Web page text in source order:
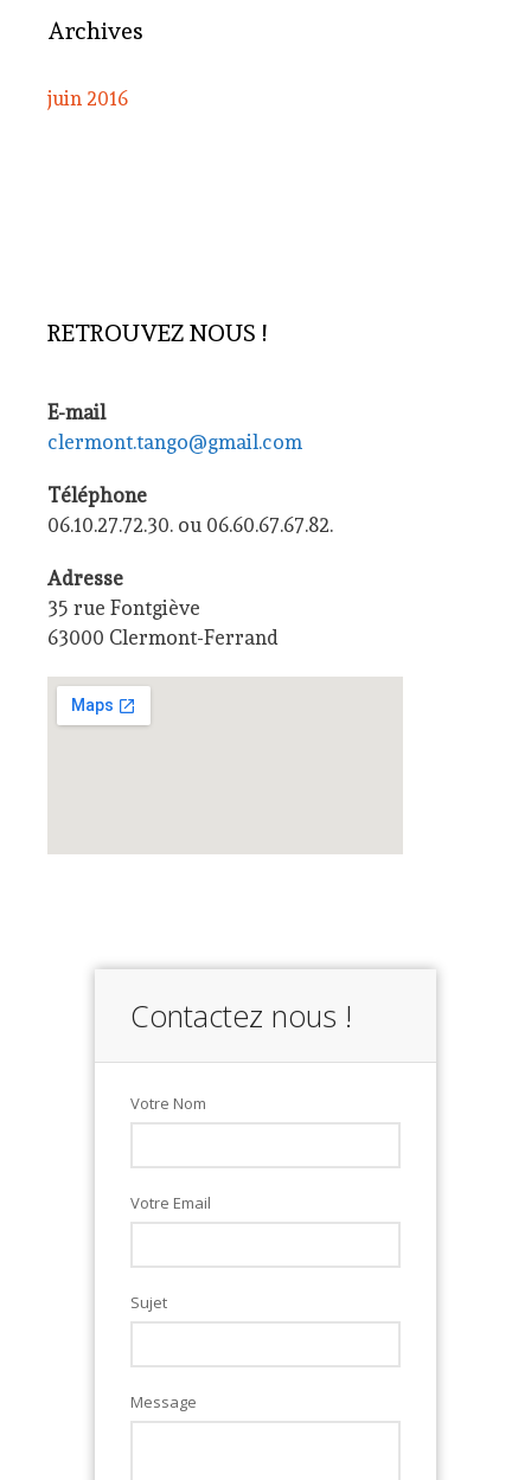
Archives
juin 2016
RETROUVEZ NOUS !
E-mail
clermont.tango@gmail.com
Téléphone
06.10.27.72.30. ou 06.60.67.67.82.
Adresse
35 rue Fontgiève
63000 Clermont-Ferrand
Contactez nous !
Votre Nom
Votre Email
Sujet
Message